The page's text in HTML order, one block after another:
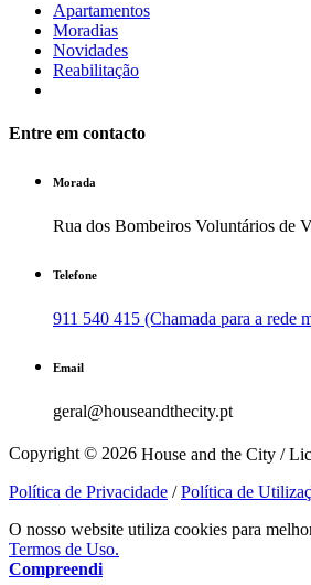
Apartamentos
Moradias
Novidades
Reabilitação
Entre em contacto
Morada
Rua dos Bombeiros Voluntários de
Telefone
911 540 415 (Chamada para a rede
Email
geral@houseandthecity.pt
Copyright © 2026 House and the City /
Política de Privacidade /Política de
O nosso website utiliza cookies para
Termos de Uso.
Compreendi